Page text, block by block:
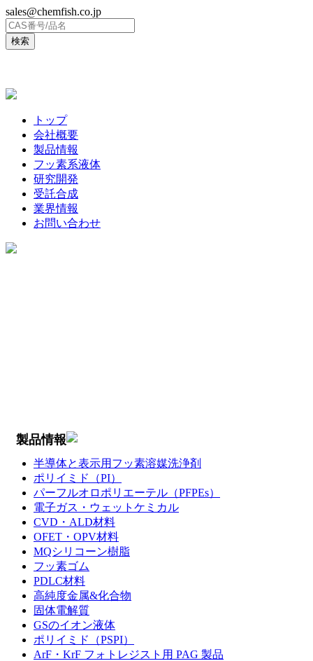
sales@chemfish.co.jp
トップ
会社概要
製品情報
フッ素系液体
研究開発
受託合成
業界情報
お問い合わせ
製品情報
半導体と表示用フッ素溶媒洗浄剤
ポリイミド（PI）
パーフルオロポリエーテル（PFPEs）
電子ガス・ウェットケミカル
CVD・ALD材料
OFET・OPV材料
MQシリコーン樹脂
フッ素ゴム
PDLC材料
高純度金属&化合物
固体電解質
GSのイオン液体
ポリイミド（PSPI）
ArF・KrF フォトレジスト用 PAG 製品